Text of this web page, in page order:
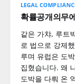
LEGAL
확률공개의무
같은 가챠, 루트
로 법으로 강제
루며 유럽은 도
집혔습니다. 왜
도박을 다뤄 온